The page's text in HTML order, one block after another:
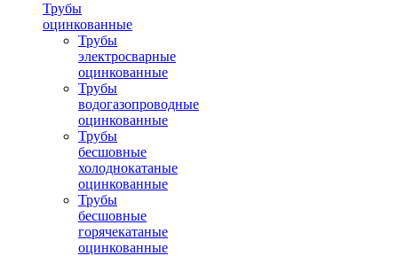
Трубы
оцинкованные
Трубы
электросварные
оцинкованные
Трубы
водогазопроводные
оцинкованные
Трубы
бесшовные
холоднокатаные
оцинкованные
Трубы
бесшовные
горячекатаные
оцинкованные